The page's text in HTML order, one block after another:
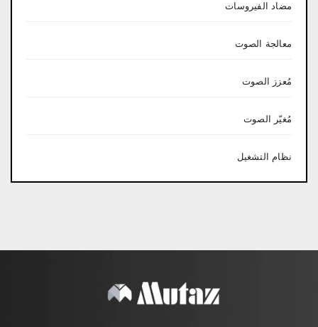
مضاد الفيروسات
معالجة الصوت
مُعزز الصوت
مُغيّر الصوت
نظام التشغيل